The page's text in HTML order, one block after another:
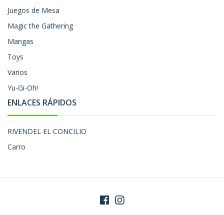
Juegos de Mesa
Magic the Gathering
Mangas
Toys
Varios
Yu-Gi-Oh!
ENLACES RÁPIDOS
RIVENDEL EL CONCILIO
Carro